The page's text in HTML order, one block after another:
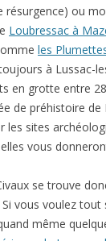
résurgence) ou
Loubressac à
les
à Lussac-
en grotte entre
de préhistoire
les sites
vous
se trouve
vous voulez
même